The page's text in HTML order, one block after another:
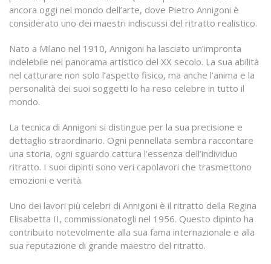
ancora oggi nel mondo dell’arte, dove Pietro Annigoni è
considerato uno dei maestri indiscussi del ritratto realistico.
Nato a Milano nel 1910, Annigoni ha lasciato un’impronta
indelebile nel panorama artistico del XX secolo. La sua abilità
nel catturare non solo l’aspetto fisico, ma anche l’anima e la
personalità dei suoi soggetti lo ha reso celebre in tutto il
mondo.
La tecnica di Annigoni si distingue per la sua precisione e
dettaglio straordinario. Ogni pennellata sembra raccontare
una storia, ogni sguardo cattura l’essenza dell’individuo
ritratto. I suoi dipinti sono veri capolavori che trasmettono
emozioni e verità.
Uno dei lavori più celebri di Annigoni è il ritratto della Regina
Elisabetta II, commissionatogli nel 1956. Questo dipinto ha
contribuito notevolmente alla sua fama internazionale e alla
sua reputazione di grande maestro del ritratto.